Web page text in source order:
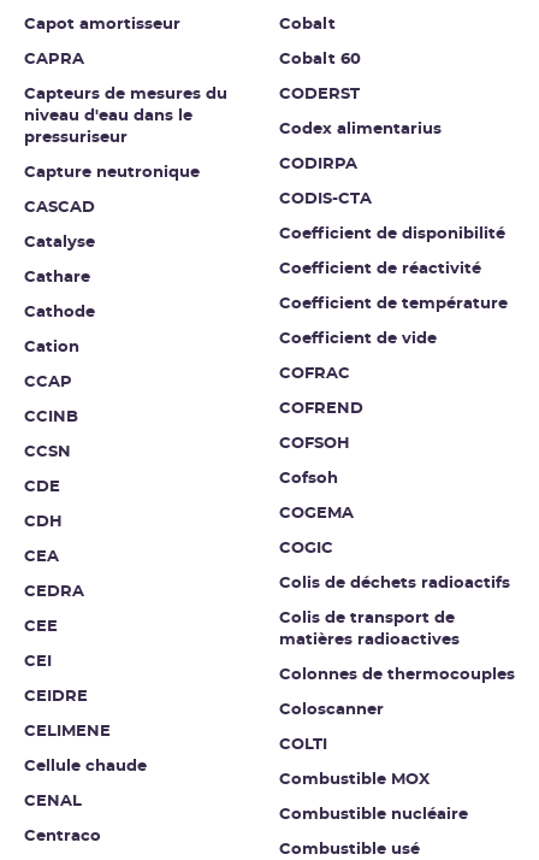
Capot amortisseur
CAPRA
Capteurs de mesures du
niveau d'eau dans le
pressuriseur
Capture neutronique
CASCAD
Catalyse
Cathare
Cathode
Cation
CCAP
CCINB
CCSN
CDE
CDH
CEA
CEDRA
CEE
CEI
CEIDRE
CELIMENE
Cellule chaude
CENAL
Centraco
Cobalt
Cobalt 60
CODERST
Codex alimentarius
CODIRPA
CODIS-CTA
Coefficient de disponibilité
Coefficient de réactivité
Coefficient de température
Coefficient de vide
COFRAC
COFREND
COFSOH
Cofsoh
COGEMA
COGIC
Colis de déchets radioactifs
Colis de transport de
matières radioactives
Colonnes de thermocouples
Coloscanner
COLTI
Combustible MOX
Combustible nucléaire
Combustible usé